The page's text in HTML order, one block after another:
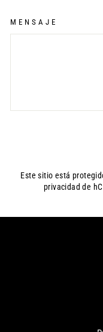
MENSAJE
Este sitio está
privacidad de